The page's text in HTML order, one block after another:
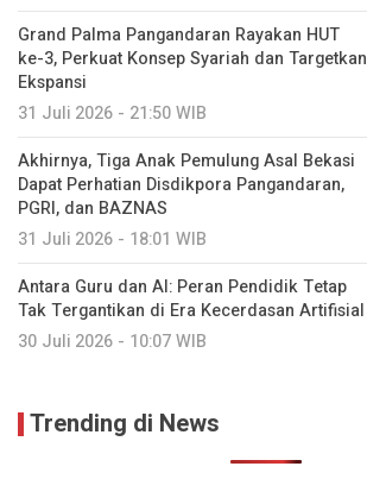
Grand Palma Pangandaran Rayakan HUT
ke-3, Perkuat Konsep Syariah dan Targetkan
Ekspansi
31 Juli 2026 - 21:50 WIB
Akhirnya, Tiga Anak Pemulung Asal Bekasi
Dapat Perhatian Disdikpora Pangandaran,
PGRI, dan BAZNAS
31 Juli 2026 - 18:01 WIB
Antara Guru dan AI: Peran Pendidik Tetap
Tak Tergantikan di Era Kecerdasan Artifisial
30 Juli 2026 - 10:07 WIB
Trending di News